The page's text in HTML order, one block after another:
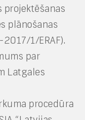
plānošanas
2017/1/ERAF).
par
Latgales
procedūra